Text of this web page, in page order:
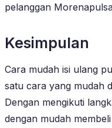
pelanggan
Kesimpulan
Cara mudah isi ulang
satu cara yang mudah
Dengan mengikuti
dengan mudah